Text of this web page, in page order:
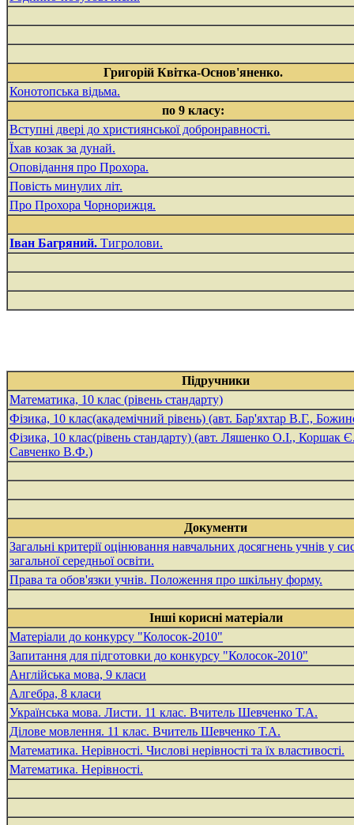
Григорій Квітка-Основ'яненко.
Конотопська відьма.
по 9 класу:
Вступні двері до християнської добронравності.
Їхав козак за дунай.
Оповідання про Прохора.
Повість минулих літ.
Про Прохора Чорнорижця.
Іван Багряний. Тигролови.
Підручники
Математика, 10 клас (рівень стандарту)
Фізика, 10 клас(академічний рівень) (авт. Бар'яхтар В.Г.,
Фізика, 10 клас(рівень стандарту) (авт. Ляшенко О.І., Коршак
Савченко В.Ф.)
Документи
Загальні критерії оцінювання навчальних досягнень учнів у
загальної середньої освіти.
Права та обов'язки учнів. Положення про шкільну форму.
Iнші корисні матеріали
Матеріали до конкурсу "Колосок-2010"
Запитання для підготовки до конкурсу "Колосок-2010"
Англійська мова, 9 класи
Алгебра, 8 класи
Українська мова. Листи. 11 клас. Вчитель Шевченко Т.А.
Ділове мовлення. 11 клас. Вчитель Шевченко Т.А.
Математика. Нерівності. Числові нерівності та їх властивості.
Математика. Нерівності.